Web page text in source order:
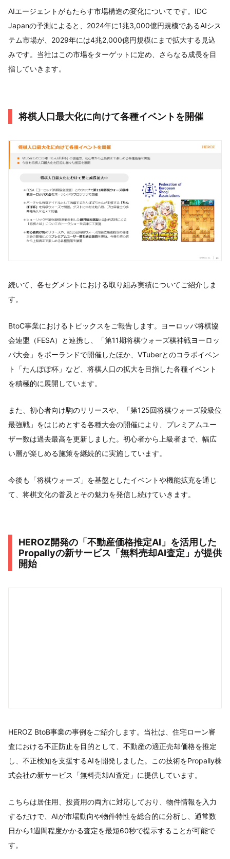
AIエージェントがもたらす市場構造の変化についてです。IDC
Japanの予測によると、2024年に1兆3,000億円規模であるAIシス
テム市場が、2029年には4兆2,000億円規模にまで拡大する見込
みです。当社はこの市場をターゲットに定め、さらなる成長を目
指していきます。
将棋人口最大化に向けて各種イベントを開催
続いて、各セグメントにおける取り組み実績についてご紹介しま
す。
BtoC事業におけるトピックスをご報告します。ヨーロッパ将棋協
会連盟（FESA）と連携し、「第11期将棋ウォーズ棋神戦ヨーロッ
パ大会」をポーランドで開催したほか、VTuberとのコラボイベン
ト「たんぽぽ杯」など、将棋人口の拡大を目指した各種イベント
を積極的に展開しています。
また、初心者向け駒のリリースや、「第125回将棋ウォーズ段級位
最強戦」をはじめとする各種大会の開催により、プレミアムユー
ザー数は過去最高を更新しました。初心者から上級者まで、幅広
い層が楽しめる施策を継続的に実施しています。
今後も「将棋ウォーズ」を基盤としたイベントや機能拡充を通じ
て、将棋文化の普及とその魅力を発信し続けていきます。
HEROZ開発の「不動産価格推定AI」を活用した
Propallyの新サービス「無料売却AI査定」が提供
開始
HEROZ BtoB事業の事例をご紹介します。当社は、住宅ローン審
査における不正防止を目的として、不動産の適正売却価格を推定
し、不正検知を支援するAIを開発しました。この技術をPropally株
式会社の新サービス「無料売却AI査定」に提供しています。
こちらは居住用、投資用の両方に対応しており、物件情報を入力
するだけで、AIが市場動向や物件特性を総合的に分析し、通常数
日から1週間程度かかる査定を最短60秒で提示することが可能で
す。